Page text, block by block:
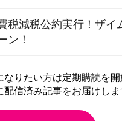
税減税公約実行！ザイ
ン！
なりたい方は定期購読を開
配信済み記事をお届けしま